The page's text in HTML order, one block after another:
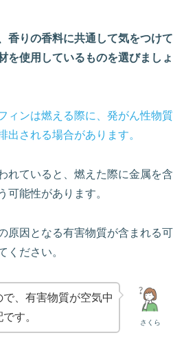
香りの香料に共通して気をつけて
を使用しているものを選びましょ
ィンは燃える際に、発がん性物質
出される場合があります。
れていると、燃えた際に金属を含
可能性があります。
原因となる有害物質が含まれる可
ください。
さくら
、有害物質が空気中
す。